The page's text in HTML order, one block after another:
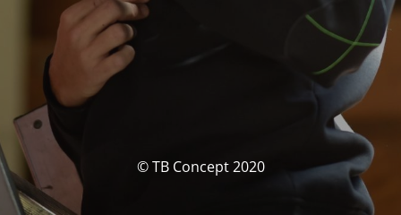
© TB Concept 2020